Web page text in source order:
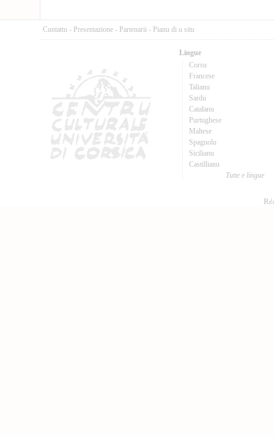
Cuntattu - Presentazione - Partenarii - Pianu di u situ
Lingue
Corsu
Francese
Talianu
Sardu
Catalanu
Purtughese
Maltese
Spagnolu
Sicilianu
Castillianu
Tutte e lingue